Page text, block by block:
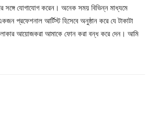
যোগাযোগ করেন। অনেক সময় বিভিন্ন মাধ্যমে
প্রফেশনাল আর্টিস্ট হিসেবে অনুষ্ঠান করে যে টাকাটা
আয়োজকরা আমাকে ফোন করা বন্ধ করে দেন। আমি